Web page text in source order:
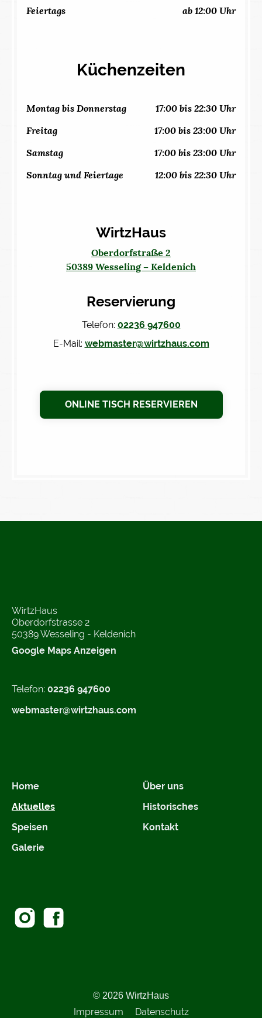
Feiertags ab 12:00 Uhr
Küchenzeiten
Montag bis Donnerstag 17:00 bis 22:30 Uhr
Freitag 17:00 bis 23:00 Uhr
Samstag 17:00 bis 23:00 Uhr
Sonntag und Feiertage 12:00 bis 22:30 Uhr
WirtzHaus
Oberdorfstraße 2
50389 Wesseling – Keldenich
Reservierung
Telefon: 02236 947600
E-Mail: webmaster@wirtzhaus.com
ONLINE TISCH RESERVIEREN
WirtzHaus
Oberdorfstrasse 2
50389 Wesseling - Keldenich
Google Maps Anzeigen
Telefon: 02236 947600
webmaster@wirtzhaus.com
Home
Aktuelles
Speisen
Galerie
Über uns
Historisches
Kontakt
© 2026 WirtzHaus
Impressum Datenschutz